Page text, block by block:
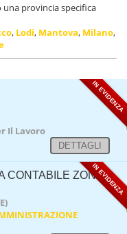
provincia specifica
, Lodi, Mantova, Milano,
IN EVIDENZA
Il Lavoro
DETTAGLI
IN EVIDENZA
CONTABILE ZONA S.